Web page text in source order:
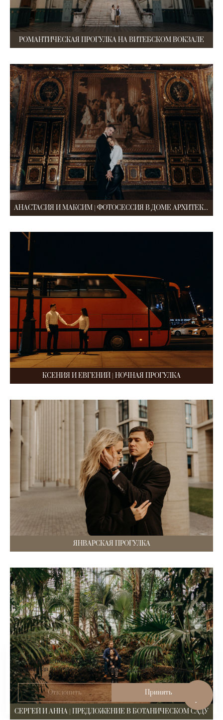
РОМАНТИЧЕСКАЯ ПРОГУЛКА НА ВИТЕБСКОМ ВОКЗАЛЕ
АНАСТАСИЯ И МАКСИМ | ФОТОСЕССИЯ В ДОМЕ АРХИТЕКТОРА
КСЕНИЯ И ЕВГЕНИЙ | НОЧНАЯ ПРОГУЛКА
ЯНВАРСКАЯ ПРОГУЛКА
СЕРГЕЙ И АННА | ПРЕДЛОЖЕНИЕ В БОТАНИЧЕСКОМ САДУ
На сайте используются файлы cookie для работы сайта
и анализа посещаемости.Политика конфиденциальности
Отклонить Принять